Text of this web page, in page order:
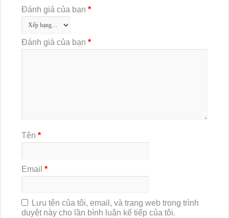
Đánh giá của bạn*
Đánh giá của bạn*
Tên*
Email*
Lưu tên của tôi, email, và trang web trong trình
duyệt này cho lần bình luận kế tiếp của tôi.